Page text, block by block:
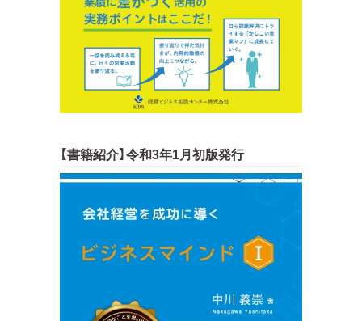
【書籍紹介】令和3年1月初版発行